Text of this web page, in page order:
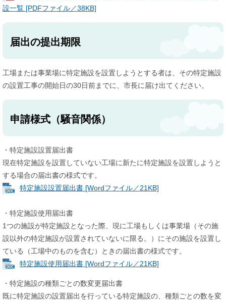
設一覧 [PDFファイル／38KB]
届出の提出期限
工場または事業場に特定施設を設置しようとする者は、その特定施設
の設置工事の開始日の30日前までに、市長に届け出てください。
申請様式（騒音関係）
・特定施設設置届出書
現在特定施設を設置していない工場に新たに特定施設を設置しようと
する場合の届出書の様式です。
特定施設設置届出書 [Wordファイル／21KB]
・特定施設使用届出書
1つの施設が特定施設となった際、現に工場もしくは事業場（その施
設以外の特定施設が設置されていないに限る。）にその施設を設置し
ている（工場中のものを含む）ときの届出書の様式です。
特定施設使用届出書 [Wordファイル／21KB]
・特定施設の種類ごとの数変更届出書
既に特定施設の設置届出を行っている特定施設の、種類ごとの数を変